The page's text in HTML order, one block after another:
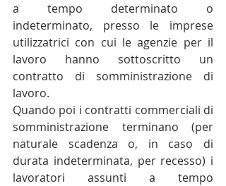
a tempo determinato o
indeterminato, presso le imprese
utilizzatrici con cui le agenzie per il
lavoro hanno sottoscritto un
contratto di somministrazione di
lavoro.
Quando poi i contratti commerciali di
somministrazione terminano (per
naturale scadenza o, in caso di
durata indeterminata, per recesso) i
lavoratori assunti a tempo